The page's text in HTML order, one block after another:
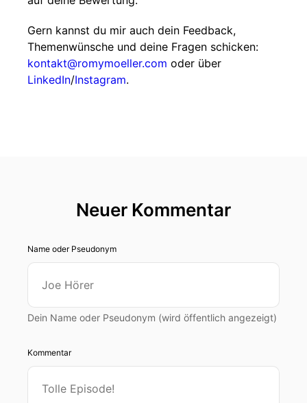
Gern kannst du mir auch dein Feedback,
Themenwünsche und deine Fragen schicken:
kontakt@romymoeller.com oder über
LinkedIn/Instagram.
Neuer Kommentar
Name oder Pseudonym
Dein Name oder Pseudonym (wird öffentlich angezeigt)
Kommentar